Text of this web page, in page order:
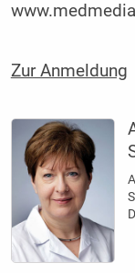
Zur Anmeldung